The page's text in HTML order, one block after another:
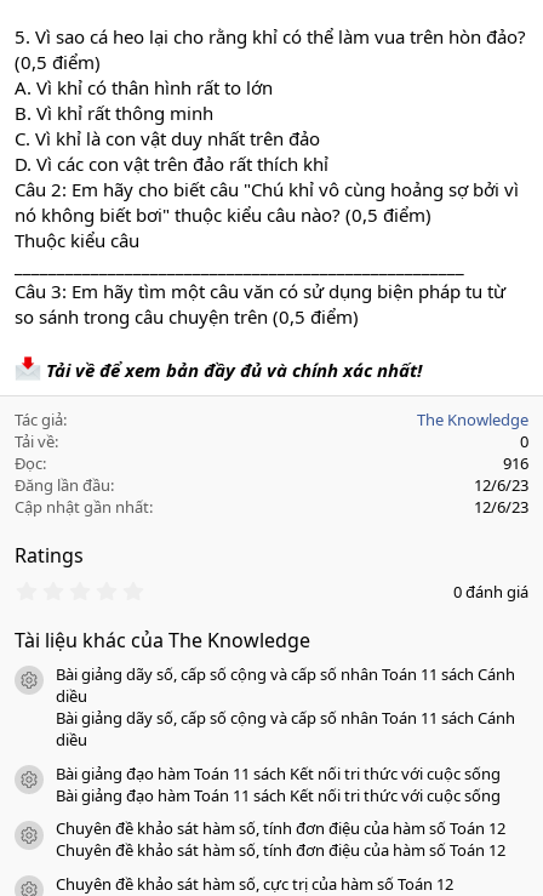
5. Vì sao cá heo lại cho rằng khỉ có thể làm vua trên hòn đảo?
(0,5 điểm)
A. Vì khỉ có thân hình rất to lớn
B. Vì khỉ rất thông minh
C. Vì khỉ là con vật duy nhất trên đảo
D. Vì các con vật trên đảo rất thích khỉ
Câu 2: Em hãy cho biết câu "Chú khỉ vô cùng hoảng sợ bởi vì
nó không biết bơi" thuộc kiểu câu nào? (0,5 điểm)
Thuộc kiểu câu
Câu 3: Em hãy tìm một câu văn có sử dụng biện pháp tu từ
so sánh trong câu chuyện trên (0,5 điểm)
Tải về để xem bản đầy đủ và chính xác nhất!
Tác giả
The Knowledge
Tải về
0
Đọc
916
Đăng lần đầu
12/6/23
Cập nhật gần nhất
12/6/23
Ratings
0
0
a
0 đánh giá
Tài liệu khác của The Knowledge
icon tài liệu
Bài giảng dãy số, cấp số cộng và cấp số nhân Toán 11 sách Cánh
diều
Bài giảng dãy số, cấp số cộng và cấp số nhân Toán 11 sách Cánh
diều
icon tài liệu
Bài giảng đạo hàm Toán 11 sách Kết nối tri thức với cuộc sống
Bài giảng đạo hàm Toán 11 sách Kết nối tri thức với cuộc sống
icon tài liệu
Chuyên đề khảo sát hàm số, tính đơn điệu của hàm số Toán 12
Chuyên đề khảo sát hàm số, tính đơn điệu của hàm số Toán 12
Chuyên đề khảo sát hàm số, cực trị của hàm số Toán 12